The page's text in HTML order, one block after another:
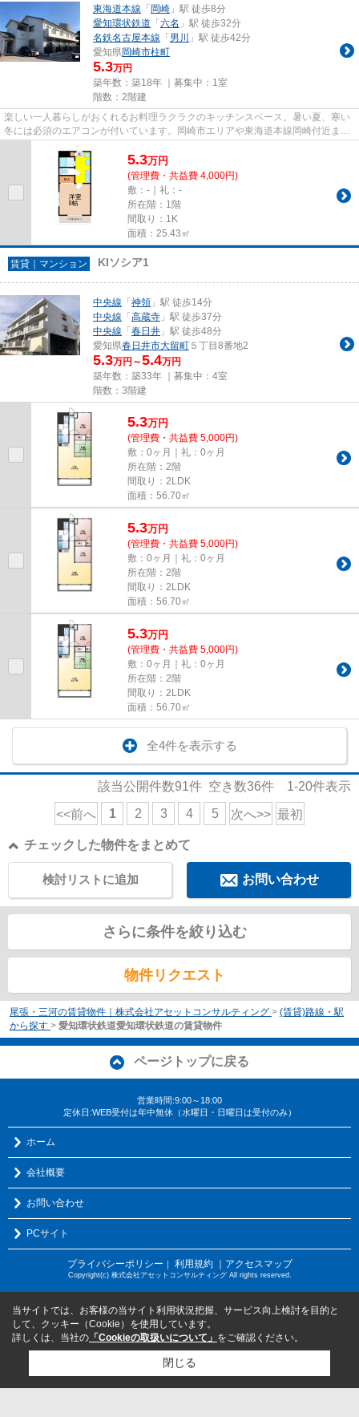
東海道本線 「 岡崎 」駅 徒歩8分
愛知環状鉄道 「 六名 」駅 徒歩32分
名鉄名古屋本線 「 男川
」駅 徒歩42分
愛知県岡崎市柱町
5.3万円
築年数：築18年 ｜募集中： 1室
階数：2階建
楽しい一人暮らしがおくれるお料理ラクラクのキッチンスペース。暑い夏、寒い
冬には必須のエアコンが付いています。岡崎市エリアや東海道本線岡崎付近まで
5.3万円
(管理費・共益費 4,000円)
敷：-｜礼：-
所在階：1階
間取り：1K
面積：25.43㎡
賃貸｜マンション KIソシア1
中央線 「 神領 」駅 徒歩14分
中央線 「 高蔵寺 」駅 徒歩37分
中央線 「 春日井 」駅 徒歩48分
愛知県春日井市大留町 ５丁目8番地2
5.3万円～5.4万円
築年数：築33年 ｜募集中： 4室
階数：3階建
5.3万円
(管理費・共益費 5,000円)
敷：0ヶ月｜礼：0ヶ月
所在階：2階
間取り：2LDK
面積：56.70㎡
5.3万円
(管理費・共益費 5,000円)
敷：0ヶ月｜礼：0ヶ月
所在階：2階
間取り：2LDK
面積：56.70㎡
5.3万円
(管理費・共益費 5,000円)
敷：0ヶ月｜礼：0ヶ月
所在階：2階
間取り：2LDK
面積：56.70㎡
全4件を表示する
該当公開件数91件 空き数36件 1-20件表示
<<前へ 1 2 3 4 5 次へ>> 最初
チェックした物件をまとめて
お問い合わせ
検討リストに追加
さらに条件を絞り込む
物件リクエスト
尾張・三河の賃貸物件｜株式会社アセットコンサルティング > (賃貸)路線・駅
から探す > 愛知環状鉄道愛知環状鉄道の賃貸物件
ページトップに戻る
営業時間:9:00～18:00
定休日:WEB受付は年中無休（水曜日・日曜日は受付のみ）
ホーム
会社概要
お問い合わせ
PCサイト
プライバシーポリシー ｜ 利用規約 ｜アクセスマップ
Copyright(c) 株式会社アセットコンサルティング All rights reserved.
当サイトでは、お客様の当サイト利用状況把握、サービス向上検討を目的と
して、クッキー（Cookie）を使用しています。
詳しくは、当社の 「Cookieの取扱いについて」 をご確認ください。
閉じる